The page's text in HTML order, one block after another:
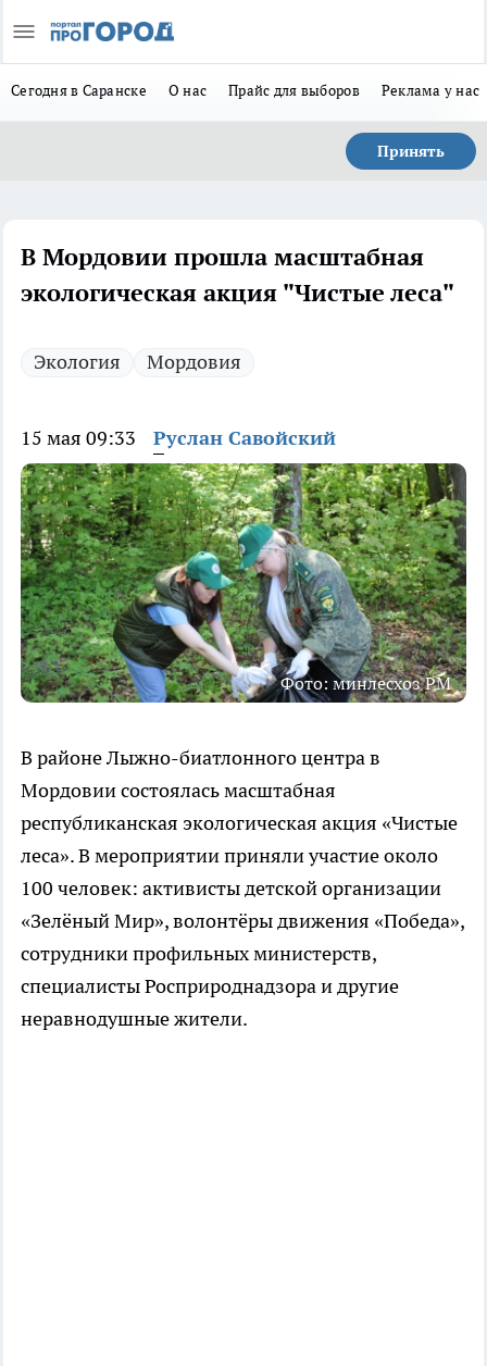
Сегодня в Саранске О нас Прайс для выборов Реклама у нас
Принять
В Мордовии прошла масштабная
экологическая акция "Чистые леса"
Экология Мордовия
15 мая 09:33 Руслан Савойский
Фото: минлесхоз РМ
В районе Лыжно-биатлонного центра в
Мордовии состоялась масштабная
республиканская экологическая акция «Чистые
леса». В мероприятии приняли участие около
100 человек: активисты детской организации
«Зелёный Мир», волонтёры движения «Победа»,
сотрудники профильных министерств,
специалисты Росприроднадзора и другие
неравнодушные жители.